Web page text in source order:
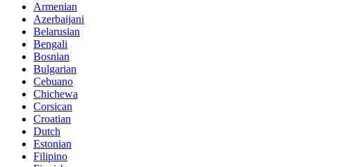
Armenian
Azerbaijani
Belarusian
Bengali
Bosnian
Bulgarian
Cebuano
Chichewa
Corsican
Croatian
Dutch
Estonian
Filipino